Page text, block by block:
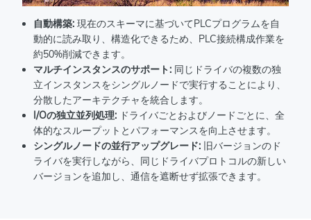
自動構築: 現在のスキーマに基づいてPLCプログラムを自
動的に読み取り、構造化できるため、PLC接続構成作業を
約50%削減できます。
マルチインスタンスのサポート: 同じドライバの複数の独
立インスタンスをシングルノードで実行することにより、
分散したアーキテクチャを統合します。
I/Oの独立並列処理: ドライバごとおよびノードごとに、全
体的なスループットとパフォーマンスを向上させます。
シングルノードの並行アップグレード: 旧バージョンのド
ライバを実行しながら、同じドライバプロトコルの新しい
バージョンを追加し、通信を遮断せず拡張できます。